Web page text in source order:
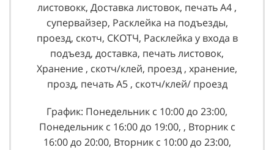
листовокк, Доставка листовок, печать А4 ,
супервайзер, Расклейка на подъезды,
проезд, скотч, СКОТЧ, Расклейка у входа в
подъезд, доставка, печать листовок,
Хранение , скотч/клей, проезд , хранение,
прозд, печать А5 , скотч/клей/ проезд
График: Понедельник с 10:00 до 23:00,
Понедельник с 16:00 до 19:00, , Вторник с
16:00 до 20:00, Вторник с 10:00 до 23:00,